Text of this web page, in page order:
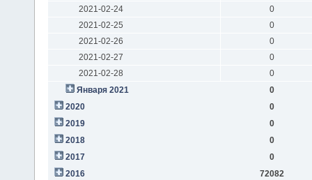
2021-02-24
0
2021-02-25
0
2021-02-26
0
2021-02-27
0
2021-02-28
0
Января 2021
0
2020
0
2019
0
2018
0
2017
0
2016
72082